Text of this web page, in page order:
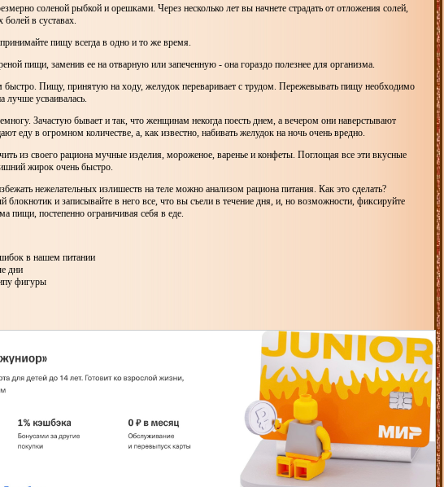
соленой рыбкой и орешками. Через несколько лет вы начнете страдать от отложения солей,
в суставах.
пищу всегда в одно и то же время.
пищи, заменив ее на отварную или запеченную - она гораздо полезнее для организма.
Пищу, принятую на ходу, желудок переваривает с трудом. Пережевывать пищу необходимо
лучше усваивалась.
Зачастую бывает и так, что женщинам некогда поесть днем, а вечером они наверстывают
еду в огромном количестве, а, как известно, набивать желудок на ночь очень вредно.
из своего рациона мучные изделия, мороженое, варенье и конфеты. Поглощая все эти вкусные
жирок очень быстро.
нежелательных излишеств на теле можно анализом рациона питания. Как это сделать?
блокнотик и записывайте в него все, что вы съели в течение дня, и, но возможности, фиксируйте
пищи, постепенно ограничивая себя в еде.
в нашем питании
дни
фигуры